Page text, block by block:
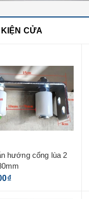
KIỆN CỬA
hướng cổng lùa 2